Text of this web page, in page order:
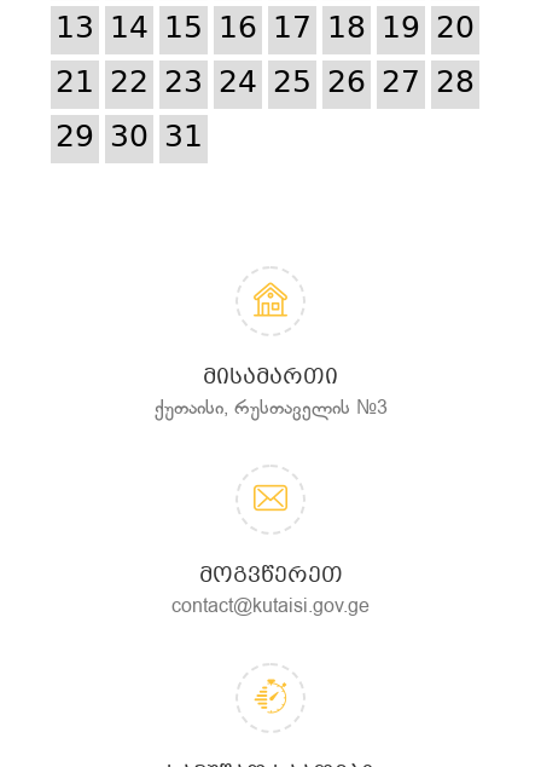
13 14 15 16 17 18 19 20
21 22 23 24 25 26 27 28
29 30 31
ᲛᲘᲡᲐᲛᲐᲠᲗᲘ
ქუთაისი, რუსთაველის №3
ᲛᲝᲒᲕᲬᲔᲠᲔᲗ
contact@kutaisi.gov.ge